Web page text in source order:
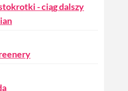
- ciąg dalszy